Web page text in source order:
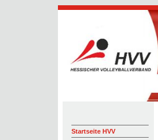
Startseite HVV